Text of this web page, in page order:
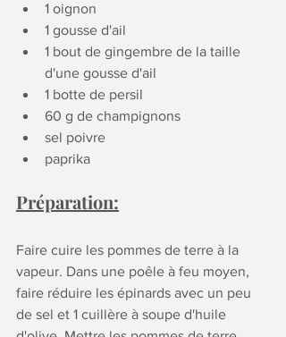
1 oignon
1 gousse d'ail
1 bout de gingembre de la taille
d'une gousse d'ail
1 botte de persil
60 g de champignons
sel poivre
paprika
Préparation:
Faire cuire les pommes de terre à la
vapeur. Dans une poêle à feu moyen,
faire réduire les épinards avec un peu
de sel et 1 cuillère à soupe d'huile